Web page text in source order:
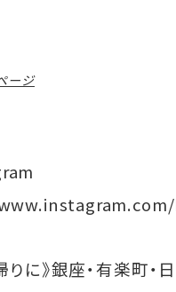
ージ
りに》銀座・有楽町